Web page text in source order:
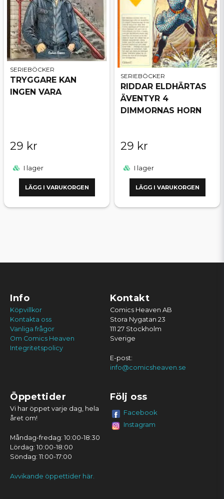
SERIEBÖCKER
TRYGGARE KAN
INGEN VARA
29 kr
I lager
LÄGG I VARUKORGEN
SERIEBÖCKER
RIDDAR ELDHÄRTAS
ÄVENTYR 4
DIMMORNAS HORN
29 kr
I lager
LÄGG I VARUKORGEN
Info
Köpvillkor
Kontakta oss
Vanliga frågor
Om Comics Heaven
Integritetspolicy
Kontakt
Comics Heaven AB
Stora Nygatan 23
111 27 Stockholm
Sverige
E-post:
info@comicsheaven.se
Öppettider
Vi har öppet varje dag, hela
året om!
Måndag-fredag: 10:00-18:30
Lördag: 10:00-18:00
Söndag: 11:00-17:00
Avvikande öppettider här.
Följ oss
Facebook
Instagram